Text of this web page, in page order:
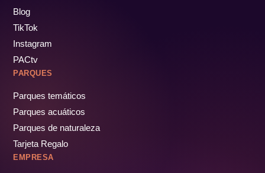
Blog
TikTok
Instagram
PACtv
PARQUES
Parques temáticos
Parques acuáticos
Parques de naturaleza
Tarjeta Regalo
EMPRESA